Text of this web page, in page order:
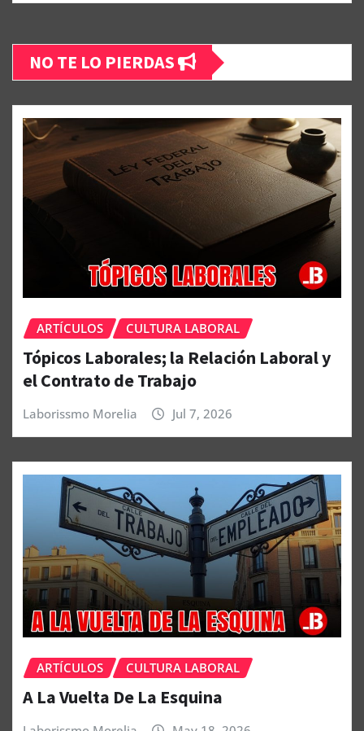
NO TE LO PIERDAS
ARTÍCULOS CULTURA LABORAL
Tópicos Laborales; la Relación Laboral y
el Contrato de Trabajo
Laborissmo Morelia Jul 7, 2026
ARTÍCULOS CULTURA LABORAL
A La Vuelta De La Esquina